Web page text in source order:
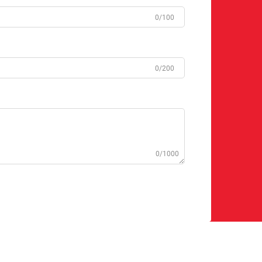
0/100
0/200
0/1000